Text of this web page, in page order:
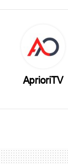
AprioriTV